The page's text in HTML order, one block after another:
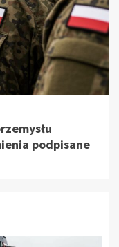
podpisane